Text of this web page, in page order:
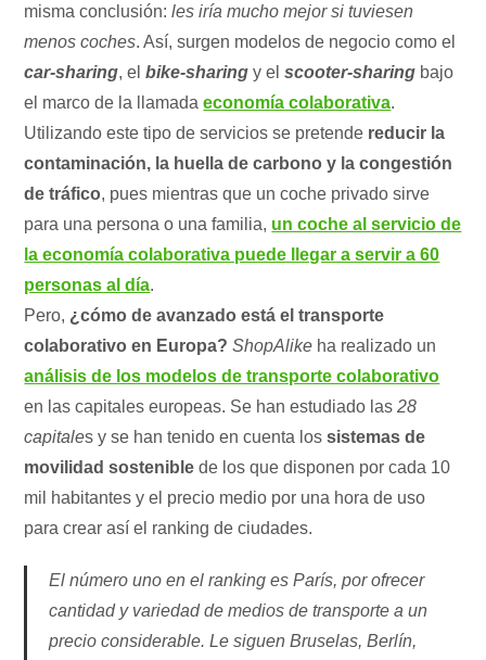
misma conclusión:les iría mucho mejor si tuviesen
menos coches. Así, surgen modelos de negocio como el
car-sharing, elbike-sharing y elscooter-sharing bajo
el marco de la llamadaeconomía colaborativa.
Utilizando este tipo de servicios se pretende reducir la
contaminación, la huella de carbono y la congestión
de tráfico, pues mientras que un coche privado sirve
para una persona o una familia, un coche al servicio de
la economía colaborativa puede llegar a servir a 60
personas al día.
Pero, ¿cómo de avanzado está el transporte
colaborativo en Europa? ShopAlike ha realizado un
análisis de los modelos de transporte colaborativo
en las capitales europeas. Se han estudiado las 28
capitales y se han tenido en cuenta lossistemas de
movilidad sostenible de los que disponen por cada 10
mil habitantes y el precio medio por una hora de uso
para crear así el ranking de ciudades.
El número uno en el ranking es París, por ofrecer
cantidad y variedad de medios de transporte a un
precio considerable. Le siguen Bruselas, Berlín,